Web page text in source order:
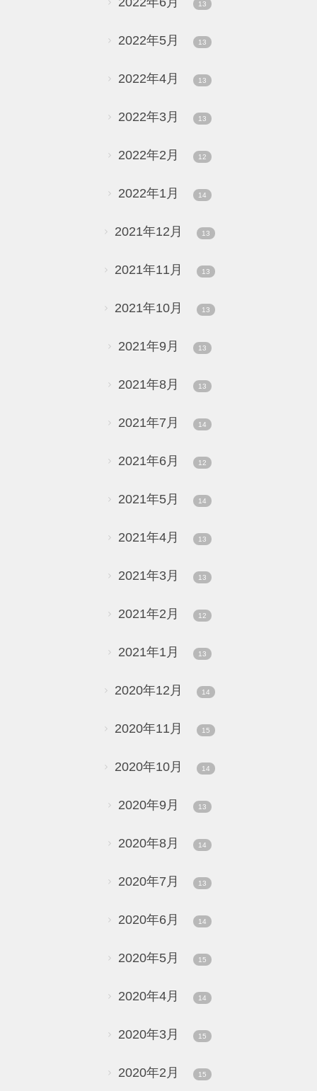
13
2022年5月 13
2022年4月 13
2022年3月 13
2022年2月 12
2022年1月 14
2021年12月 13
2021年11月 13
2021年10月 13
2021年9月 13
2021年8月 13
2021年7月 14
2021年6月 12
2021年5月 14
2021年4月 13
2021年3月 13
2021年2月 12
2021年1月 13
2020年12月 14
2020年11月 15
2020年10月 14
2020年9月 13
2020年8月 14
2020年7月 13
2020年6月 14
2020年5月 15
2020年4月 14
2020年3月 15
2020年2月 15